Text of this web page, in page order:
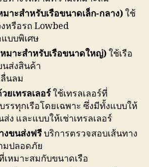
าะสำหรับเรือขนาดเล็ก-กลาง)ใช้
หรือรถ Lowbed
บบพิเศษ
หมาะสำหรับเรือขนาดใหญ่)ใช้เรือ
นส่งสินค้า
นลม
ยเทรลเลอร์ใช้เทรลเลอร์ที่
รรทุกเรือโดยเฉพาะ ซึ่งมีทั้งแบบให้
ง และแบบให้เช่าเทรลเลอร์
งขนส่งฟรีบริการตรวจสอบเส้นทาง
มปลอดภัย
เหมาะสมกับขนาดเรือ